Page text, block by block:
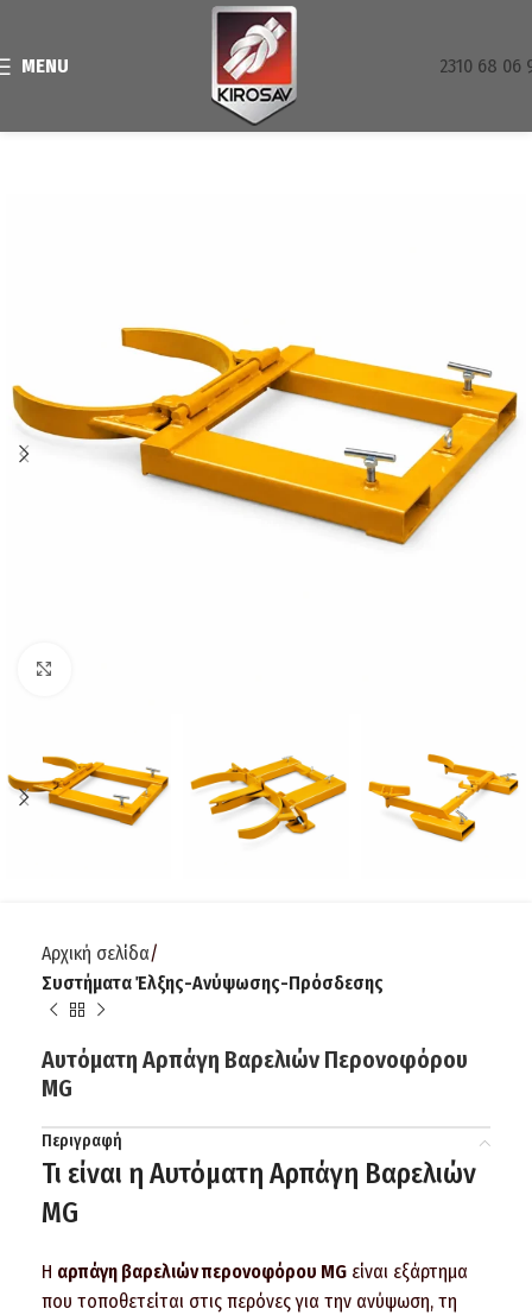
MENU 2310 68 06
Αρχική σελίδα
Συστήματα Έλξης-Ανύψωσης-Πρόσδεσης
Αυτόματη Αρπάγη Βαρελιών Περονοφόρου
MG
Περιγραφή
Τι είναι η Αυτόματη Αρπάγη Βαρελιών
MG
Η αρπάγη βαρελιών περονοφόρου MG είναι εξάρτημα
που τοποθετείται στις περόνες για την ανύψωση, τη